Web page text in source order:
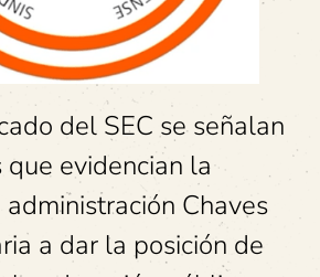
del SEC se señalan
evidencian la
Chaves
a dar la posición de